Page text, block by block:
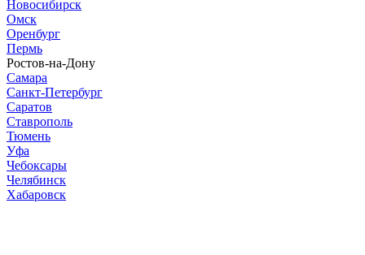
Новосибирск
Омск
Оренбург
Пермь
Ростов-на-Дону
Самара
Санкт-Петербург
Саратов
Ставрополь
Тюмень
Уфа
Чебоксары
Челябинск
Хабаровск